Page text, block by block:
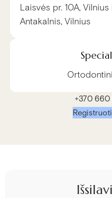
Laisvės pr. 10A,
Antakalnis, Vilnius
+370